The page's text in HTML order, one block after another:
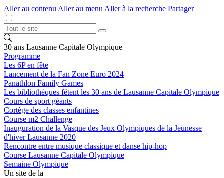
Aller au contenu Aller au menu Aller à la recherche Partager
30 ans Lausanne Capitale Olympique
Programme
Les 6P en fête
Lancement de la Fan Zone Euro 2024
Panathlon Family Games
Les bibliothèques fêtent les 30 ans de Lausanne Capitale Olympique
Cours de sport géants
Cortège des classes enfantines
Course m2 Challenge
Inauguration de la Vasque des Jeux Olympiques de la Jeunesse
d'hiver Lausanne 2020
Rencontre entre musique classique et danse hip-hop
Course Lausanne Capitale Olympique
Semaine Olympique
Un site de la